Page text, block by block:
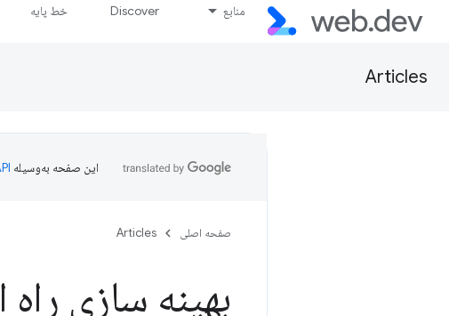
منابع Discover خط پایه
Articles
این صفحه به‌وسیله
صفحه اصلی Articles
بهینه سازی